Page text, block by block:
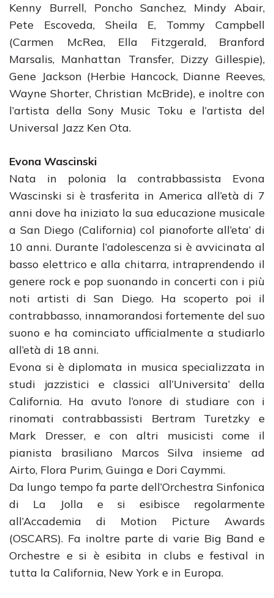
Kenny Burrell, Poncho Sanchez, Mindy Abair,
Pete Escoveda, Sheila E, Tommy Campbell
(Carmen McRea, Ella Fitzgerald, Branford
Marsalis, Manhattan Transfer, Dizzy Gillespie),
Gene Jackson (Herbie Hancock, Dianne Reeves,
Wayne Shorter, Christian McBride), e inoltre con
l’artista della Sony Music Toku e l’artista del
Universal Jazz Ken Ota.
Evona Wascinski
Nata in polonia la contrabbassista Evona
Wascinski si è trasferita in America all’età di 7
anni dove ha iniziato la sua educazione musicale
a San Diego (California) col pianoforte all’eta’ di
10 anni. Durante l’adolescenza si è avvicinata al
basso elettrico e alla chitarra, intraprendendo il
genere rock e pop suonando in concerti con i più
noti artisti di San Diego. Ha scoperto poi il
contrabbasso, innamorandosi fortemente del suo
suono e ha cominciato ufficialmente a studiarlo
all’età di 18 anni.
Evona si è diplomata in musica specializzata in
studi jazzistici e classici all’Universita’ della
California. Ha avuto l’onore di studiare con i
rinomati contrabbassisti Bertram Turetzky e
Mark Dresser, e con altri musicisti come il
pianista brasiliano Marcos Silva insieme ad
Airto, Flora Purim, Guinga e Dori Caymmi.
Da lungo tempo fa parte dell’Orchestra Sinfonica
di La Jolla e si esibisce regolarmente
all’Accademia di Motion Picture Awards
(OSCARS). Fa inoltre parte di varie Big Band e
Orchestre e si è esibita in clubs e festival in
tutta la California, New York e in Europa.